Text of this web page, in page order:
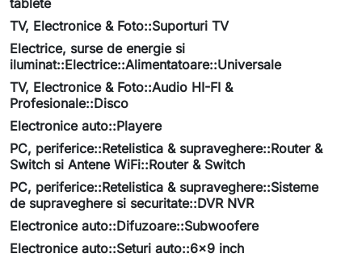
tablete
TV, Electronice & Foto::Suporturi TV
Electrice, surse de energie si
iluminat::Electrice::Alimentatoare::Universale
TV, Electronice & Foto::Audio HI-FI &
Profesionale::Disco
Electronice auto::Playere
PC, periferice::Retelistica & supraveghere::Router &
Switch si Antene WiFi::Router & Switch
PC, periferice::Retelistica & supraveghere::Sisteme
de supraveghere si securitate::DVR NVR
Electronice auto::Difuzoare::Subwoofere
Electronice auto::Seturi auto::6x9 inch